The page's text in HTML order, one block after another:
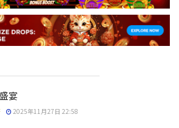
宴
2025年11月27日 22:58